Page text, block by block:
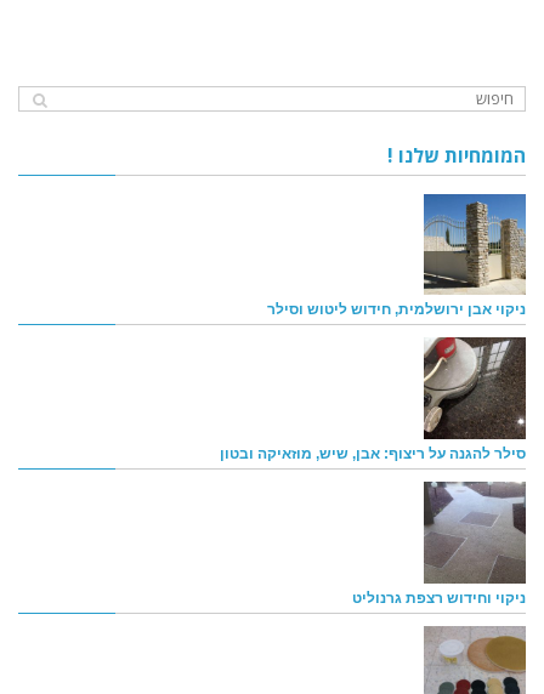
המומחיות שלנו !
ניקוי אבן ירושלמית, חידוש ליטוש וסילר
סילר להגנה על ריצוף: אבן, שיש, מוזאיקה ובטון
ניקוי וחידוש רצפת גרנוליט